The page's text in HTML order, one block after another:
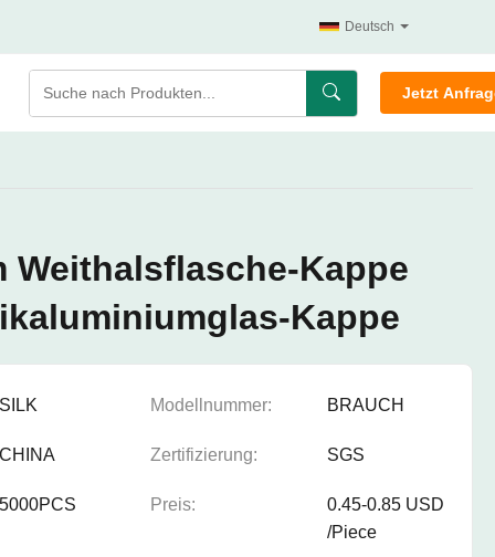
Deutsch
Jetzt
Weithalsflasche-Kappe
Kappe
SILK Modellnummer: BRAUCH
CHINA Zertifizierung: SGS
5000PCS Preis:
0.45-0.85 USD
/Piece